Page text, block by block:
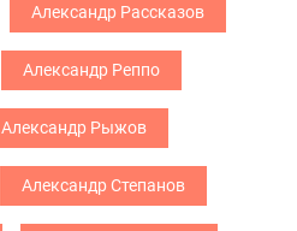
Александр Рассказов
Александр Реппо
Александр Рыжов
Александр Степанов